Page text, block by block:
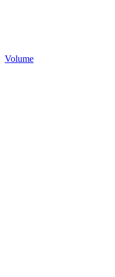
Volume